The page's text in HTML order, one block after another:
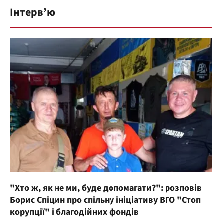
Інтерв’ю
"Хто ж, як не ми, буде допомагати?": розповів
Борис Спіцин про спільну ініціативу ВГО "Стоп
корупції" і благодійних фондів